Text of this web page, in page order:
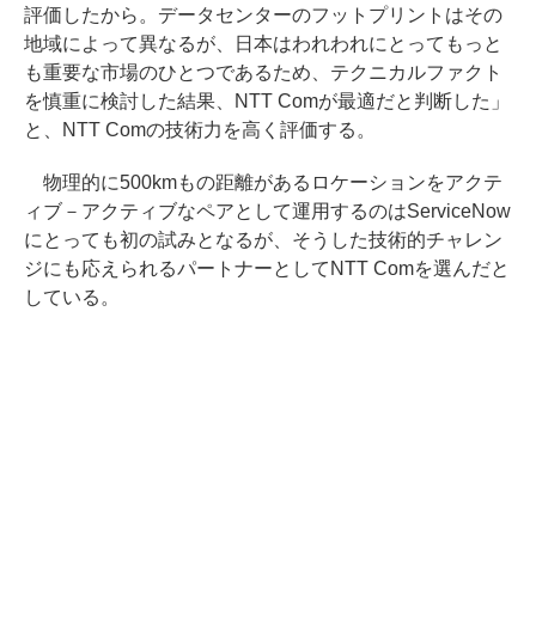
評価したから。データセンターのフットプリントはその
地域によって異なるが、日本はわれわれにとってもっと
も重要な市場のひとつであるため、テクニカルファクト
を慎重に検討した結果、NTT Comが最適だと判断した」
と、NTT Comの技術力を高く評価する。
物理的に500kmもの距離があるロケーションをアクテ
ィブ－アクティブなペアとして運用するのはServiceNow
にとっても初の試みとなるが、そうした技術的チャレン
ジにも応えられるパートナーとしてNTT Comを選んだと
している。